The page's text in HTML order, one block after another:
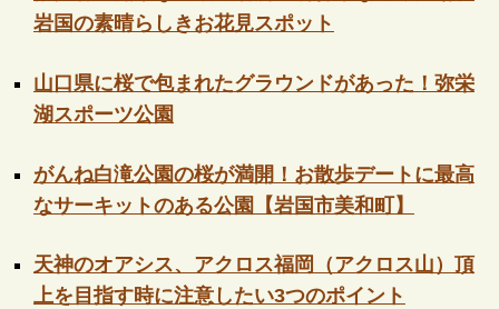
岩国の素晴らしきお花見スポット
山口県に桜で包まれたグラウンドがあった！弥栄
湖スポーツ公園
がんね白滝公園の桜が満開！お散歩デートに最高
なサーキットのある公園【岩国市美和町】
天神のオアシス、アクロス福岡（アクロス山）頂
上を目指す時に注意したい3つのポイント